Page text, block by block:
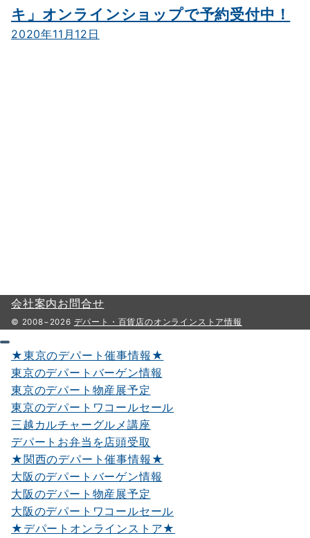
キ」オンラインショップで予約受付中！
2020年11月12日
会社案内お問合せ
© 2008−2026 デパート・百貨店のオンラインストア情報
★東京のデパート催事情報★
東京のデパートバーゲン情報
東京のデパート物産展予定
東京のデパートワコールセール
三越カルチャーグルメ講座
デパートお弁当を店頭受取
★関西のデパート催事情報★
大阪のデパートバーゲン情報
大阪のデパート物産展予定
大阪のデパートワコールセール
★デパートオンラインストア★